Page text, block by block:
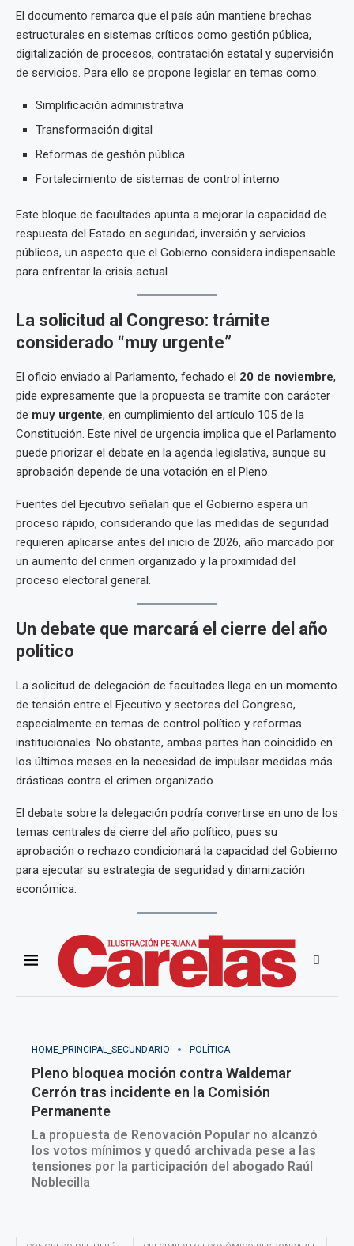
El documento remarca que el país aún mantiene brechas
estructurales en sistemas críticos como gestión pública,
digitalización de procesos, contratación estatal y supervisión
de servicios. Para ello se propone legislar en temas como:
Simplificación administrativa
Transformación digital
Reformas de gestión pública
Fortalecimiento de sistemas de control interno
Este bloque de facultades apunta a mejorar la capacidad de
respuesta del Estado en seguridad, inversión y servicios
públicos, un aspecto que el Gobierno considera indispensable
para enfrentar la crisis actual.
La solicitud al Congreso: trámite
considerado “muy urgente”
El oficio enviado al Parlamento, fechado el 20 de noviembre,
pide expresamente que la propuesta se tramite con carácter
de muy urgente, en cumplimiento del artículo 105 de la
Constitución. Este nivel de urgencia implica que el Parlamento
puede priorizar el debate en la agenda legislativa, aunque su
aprobación depende de una votación en el Pleno.
Fuentes del Ejecutivo señalan que el Gobierno espera un
proceso rápido, considerando que las medidas de seguridad
requieren aplicarse antes del inicio de 2026, año marcado por
un aumento del crimen organizado y la proximidad del
proceso electoral general.
Un debate que marcará el cierre del año
político
La solicitud de delegación de facultades llega en un momento
de tensión entre el Ejecutivo y sectores del Congreso,
especialmente en temas de control político y reformas
institucionales. No obstante, ambas partes han coincidido en
los últimos meses en la necesidad de impulsar medidas más
drásticas contra el crimen organizado.
El debate sobre la delegación podría convertirse en uno de los
temas centrales de cierre del año político, pues su
aprobación o rechazo condicionará la capacidad del Gobierno
para ejecutar su estrategia de seguridad y dinamización
económica.